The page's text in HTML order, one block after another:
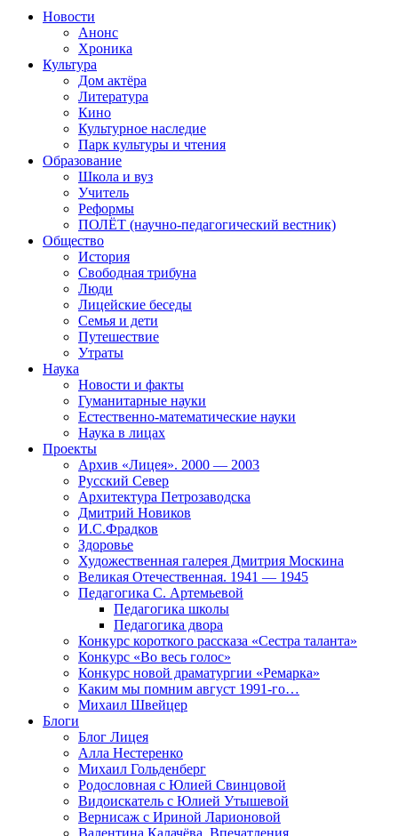
Новости
Анонс
Хроника
Культура
Дом актёра
Литература
Кино
Культурное наследие
Парк культуры и чтения
Образование
Школа и вуз
Учитель
Реформы
ПОЛЁТ (научно-педагогический вестник)
Общество
История
Свободная трибуна
Люди
Лицейские беседы
Семья и дети
Путешествие
Утраты
Наука
Новости и факты
Гуманитарные науки
Естественно-математические науки
Наука в лицах
Проекты
Архив «Лицея». 2000 — 2003
Русский Север
Архитектура Петрозаводска
Дмитрий Новиков
И.С.Фрадков
Здоровье
Художественная галерея Дмитрия Москина
Великая Отечественная. 1941 — 1945
Педагогика С. Артемьевой
Педагогика школы
Педагогика двора
Конкурс короткого рассказа «Сестра таланта»
Конкурс «Во весь голос»
Конкурс новой драматургии «Ремарка»
Каким мы помним август 1991-го…
Михаил Швейцер
Блоги
Блог Лицея
Алла Нестеренко
Михаил Гольденберг
Родословная с Юлией Свинцовой
Видоискатель с Юлией Утышевой
Вернисаж с Ириной Ларионовой